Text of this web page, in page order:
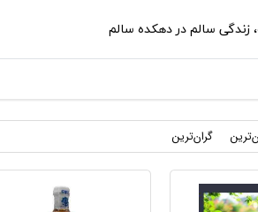
، زندگی سالم در دهکده سالم
گران‌ترین